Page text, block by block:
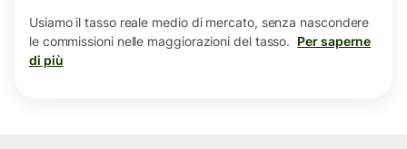
Usiamo il tasso reale medio di mercato, senza nascondere
le commissioni nelle maggiorazioni del tasso. Per saperne
di più